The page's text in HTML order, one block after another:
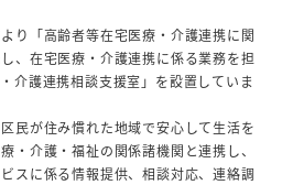
り「高齢者等在宅医療・介護連携に関
、在宅医療・介護連携に係る業務を担
介護連携相談支援室」を設置していま
民が住み慣れた地域で安心して生活を
・介護・福祉の関係諸機関と連携し、
スに係る情報提供、相談対応、連絡調